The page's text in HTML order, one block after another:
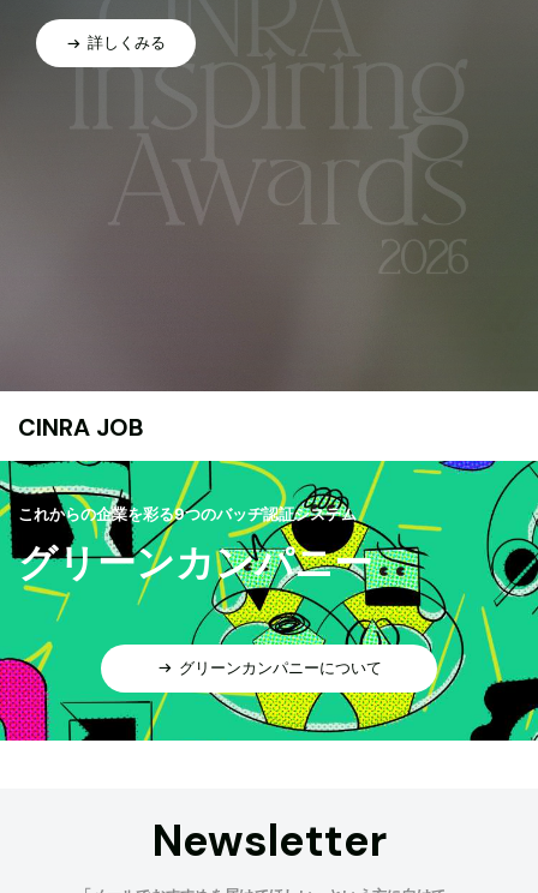
詳しくみる
CINRA JOB
これからの企業を彩る9つのバッヂ認証システム
グリーンカンパニー
グリーンカンパニーについて
Newsletter